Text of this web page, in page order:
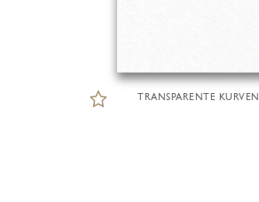
TRANSPARENTE KURVEN